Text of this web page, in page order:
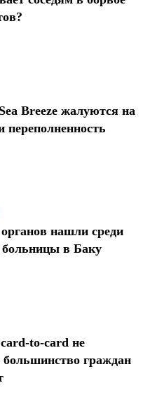
Breeze жалуются на
переполненность
нашли среди
больницы в Баку
to-card не
большинство граждан